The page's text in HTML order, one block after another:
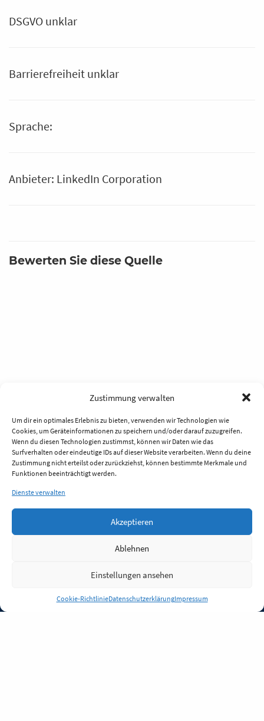
Zustimmung verwalten
Um dir ein optimales Erlebnis zu bieten, verwenden wir Technologien wie
Cookies, um Geräteinformationen zu speichern und/oder darauf zuzugreifen.
Wenn du diesen Technologien zustimmst, können wir Daten wie das
Surfverhalten oder eindeutige IDs auf dieser Website verarbeiten. Wenn du deine
Zustimmung nicht erteilst oder zurückziehst, können bestimmte Merkmale und
Funktionen beeinträchtigt werden.
Dienste verwalten
Akzeptieren
Ablehnen
Einstellungen ansehen
Cookie-RichtlinieDatenschutzerklärungImpressum
DSGVO unklar
Barrierefreiheit unklar
Sprache:
Anbieter: LinkedIn Corporation
Bewerten Sie diese Quelle